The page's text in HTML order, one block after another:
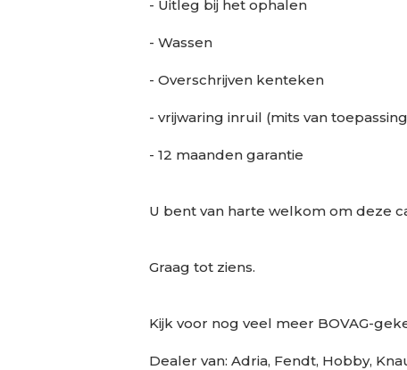
- Uitleg bij het ophalen
- Wassen
- Overschrijven kenteken
- vrijwaring inruil (mits van
- 12 maanden garantie
U bent van harte welkom om deze
Graag tot ziens.
Kijk voor nog veel meer BOVAG-
Dealer van: Adria, Fendt, Hobby,